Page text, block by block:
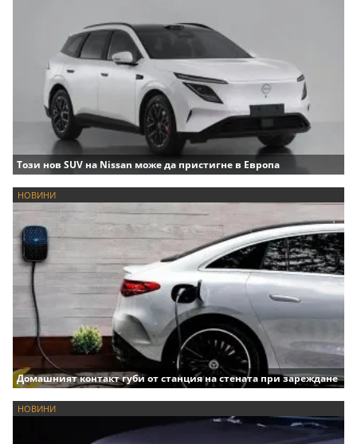
Този нов SUV на Nissan може да пристигне в Европа
НОВИНИ
Домашният контакт губи от станция на стената при зареждане
НОВИНИ